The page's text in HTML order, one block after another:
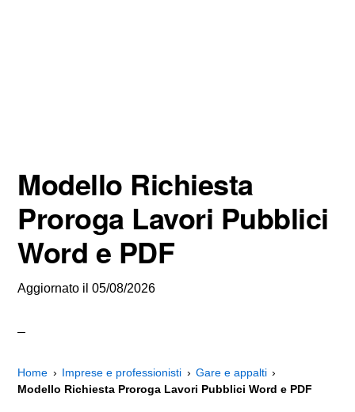
Modello Richiesta
Proroga Lavori Pubblici
Word e PDF
Aggiornato il05/08/2026
Home Imprese e professionisti
Gare e appalti
Modello Richiesta Proroga Lavori Pubblici Word e PDF